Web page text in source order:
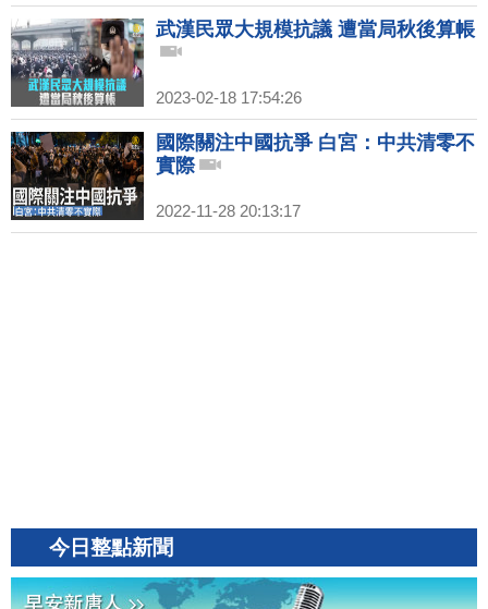
武漢民眾大規模抗議 遭當局秋後算帳
2023-02-18 17:54:26
國際關注中國抗爭 白宮：中共清零不
實際
2022-11-28 20:13:17
今日整點新聞